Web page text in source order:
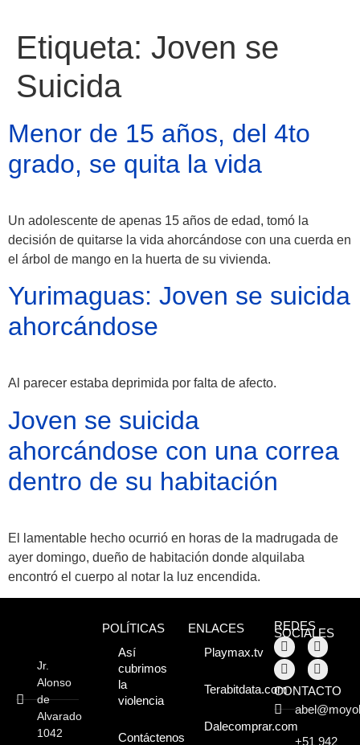
Atractivos
Moyobamba, está
sorprendentes,
¡Descúbrelos!
Etiqueta: Joven se
Suicida
Menor de 15 años, del 4to
grado, se quita la vida
Un adolescente de apenas 15 años de edad, tomó la
decisión de quitarse la vida ahorcándose con una cuerda en
el árbol de mango en la huerta de su vivienda.
Yurimaguas: Joven se suicida
ahorcándose
Al parecer estaba deprimida por falta de afecto.
Joven se suicida
ahorcándose con una correa
dentro de su habitación
El lamentable hecho ocurrió en horas de la madrugada de
ayer domingo, dueño de habitación donde alquilaba
encontró el cuerpo al notar la luz encendida.
Jr.
Alonso
de
Alvarado
1042
POLÍTICAS
Así
cubrimos
la
violencia
Contáctenos
ENLACES
Playmax.tv
Terabitdata.com
Dalecomprar.com
REDES
SOCIALES
CONTACTO
+51 942